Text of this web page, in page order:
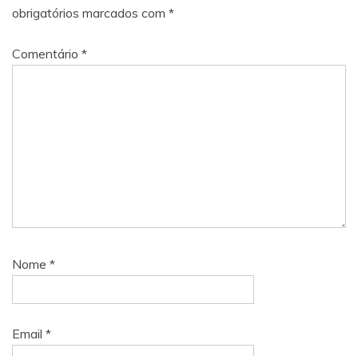
obrigatórios marcados com *
Comentário *
Nome *
Email *